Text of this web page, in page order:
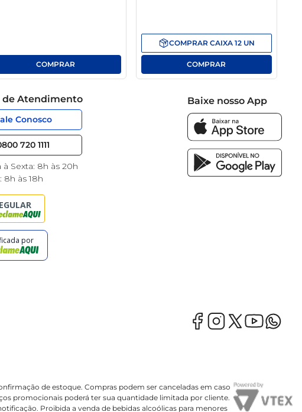
COMPRAR CAIXA 12 UN
de Atendimento
Conosco
720 1111
à Sexta: 8h às 20h
8h às 18h
Baixe nosso App
de estoque. Compras podem ser canceladas em caso
promocionais poderá ter sua quantidade limitada por cliente.
Proibida a venda de bebidas alcoólicas para menores